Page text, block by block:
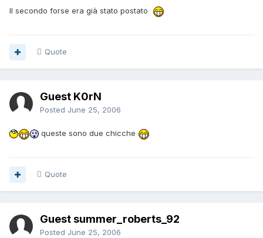
Il secondo forse era già stato postato
Quote
Guest K0rN
Posted June 25, 2006
queste sono due chicche
Quote
Guest summer_roberts_92
Posted June 25, 2006